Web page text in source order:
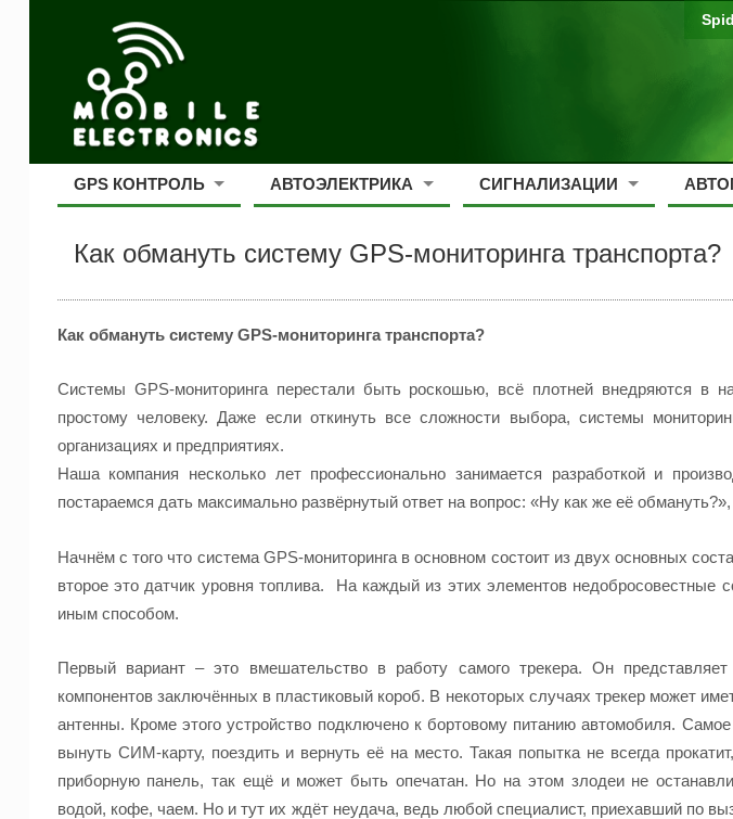
GPS КОНТРОЛЬ АВТОЭЛЕКТРИКА СИГНАЛИЗАЦИИ
Как обмануть систему GPS-мониторинга транспорта?
Как обмануть систему GPS-мониторингатранспорта?
Системы GPS-мониторинга перестали быть роскошью, всё плотней внедряются в
простому человеку. Даже если откинуть все сложности выбора, системы
организациях и предприятиях.
Наша компания несколько лет профессионально занимается разработкой и
постараемся дать максимально развёрнутый ответ на вопрос: «Ну как же её
Начнём с того что система GPS-мониторинга в основном состоит из двух основных
второе это датчик уровня топлива. На каждый из этих элементов недобросовестные
иным способом.
Первый вариант – это вмешательство в работу самого трекера. Он
компонентов заключённых в пластиковый короб. В некоторых случаях трекерможет
антенны. Кроме этого устройство подключено к бортовому питанию автомобиля.
вынуть СИМ-карту, поездить и вернуть её на место. Такая попытка не всегда
приборную панель, так ещё и может быть опечатан. Но на этом злодеи не
водой, кофе, чаем. Но и тут их ждёт неудача, ведь любой специалист, приехавший по